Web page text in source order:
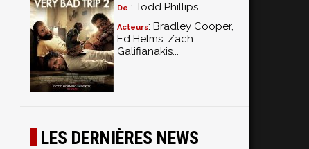
De : Todd Phillips
Acteurs: Bradley Cooper,
Ed Helms, Zach
Galifianakis...
LES DERNIÈRES NEWS